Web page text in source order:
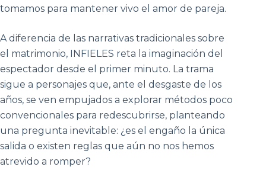
tomamos para mantener vivo el amor de pareja.
A diferencia de las narrativas tradicionales sobre
el matrimonio, INFIELES reta la imaginación del
espectador desde el primer minuto. La trama
sigue a personajes que, ante el desgaste de los
años, se ven empujados a explorar métodos poco
convencionales para redescubrirse, planteando
una pregunta inevitable: ¿es el engaño la única
salida o existen reglas que aún no nos hemos
atrevido a romper?